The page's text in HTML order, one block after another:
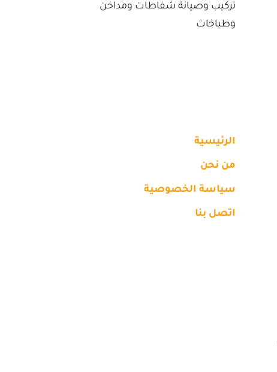
تركيب وصيانة شفاطات ومداخن
وطباخات
الرئيسية
من نحن
سياسة الخصوصية
اتصل بنا